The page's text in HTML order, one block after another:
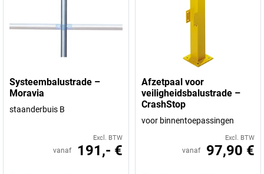
Systeembalustrade –
Moravia
staanderbuis B
Excl. BTW
vanaf 191,- €
Afzetpaal voor
veiligheidsbalustrade –
CrashStop
voor binnentoepassingen
Excl. BTW
vanaf 97,90 €